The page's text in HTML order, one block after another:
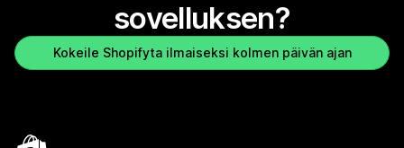
sovelluksen?
Kokeile Shopifyta ilmaiseksi kolmen päivän ajan